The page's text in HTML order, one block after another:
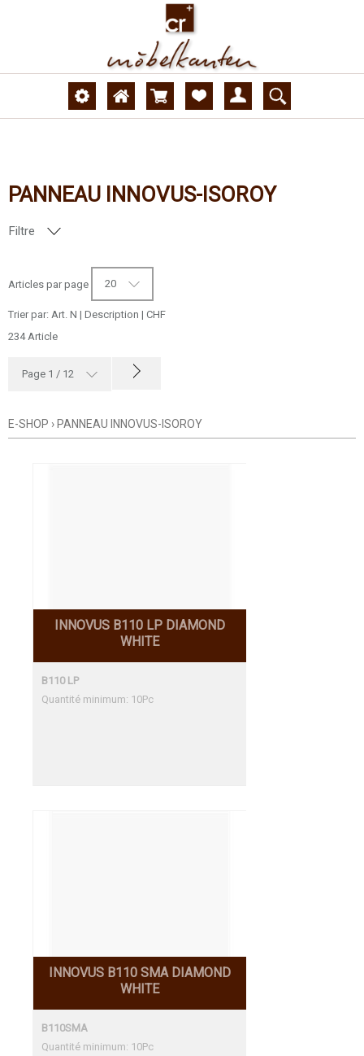
PANNEAU INNOVUS-ISOROY
Filtre
Articles par page 20
Trier par: Art. N | Description | CHF
234 Article
Page 1 / 12
E-SHOP › PANNEAU INNOVUS-ISOROY
INNOVUS B110 LP DIAMOND
WHITE
B110 LP
Quantité minimum: 10Pc
INNOVUS B110 SMA DIAMOND
WHITE
B110SMA
Quantité minimum: 10Pc